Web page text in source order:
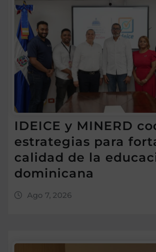
IDEICE y MINERD
estrategias para
calidad de la
dominicana
Ago 7, 2026